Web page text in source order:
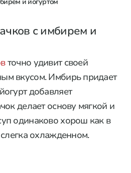
с имбирем и
точно удивит своей
вкусом. Имбирь придает
добавляет
делает основу мягкой и
одинаково хорош как в
охлажденном.